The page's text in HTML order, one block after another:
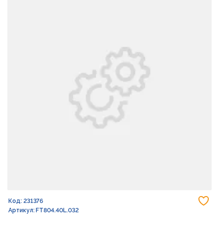
Код: 231376
Артикул: FT804.40L.032